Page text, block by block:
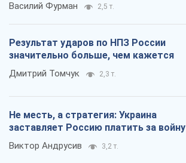
Василий Фурман 2,5 т.
Результат ударов по НПЗ России
значительно больше, чем кажется
Дмитрий Томчук 2,3 т.
Не месть, а стратегия: Украина
заставляет Россию платить за войну
Виктор Андрусив 3,2 т.